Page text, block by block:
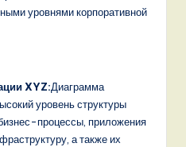
уровнями корпоративной
XYZ:Диаграмма
уровень структуры
процессы, приложения
а также их